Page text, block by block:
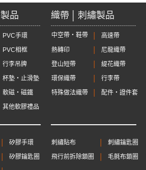
品
PVC手環
PVC相框
行李吊牌
杯墊‧止滑墊
軟磁‧磁鐵
其他軟膠禮品
矽膠手環
矽膠鑰匙圈
織帶 │ 刺繡製品
中空帶‧鞋帶
高速帶
熱轉印
尼龍織帶
登山短帶
緹花織帶
環保織帶
行李帶
特殊做法織帶
配件‧證件套
刺繡貼布
刺繡鑰匙圈
飛行前拆除鎖圈
毛氈布鎖圈